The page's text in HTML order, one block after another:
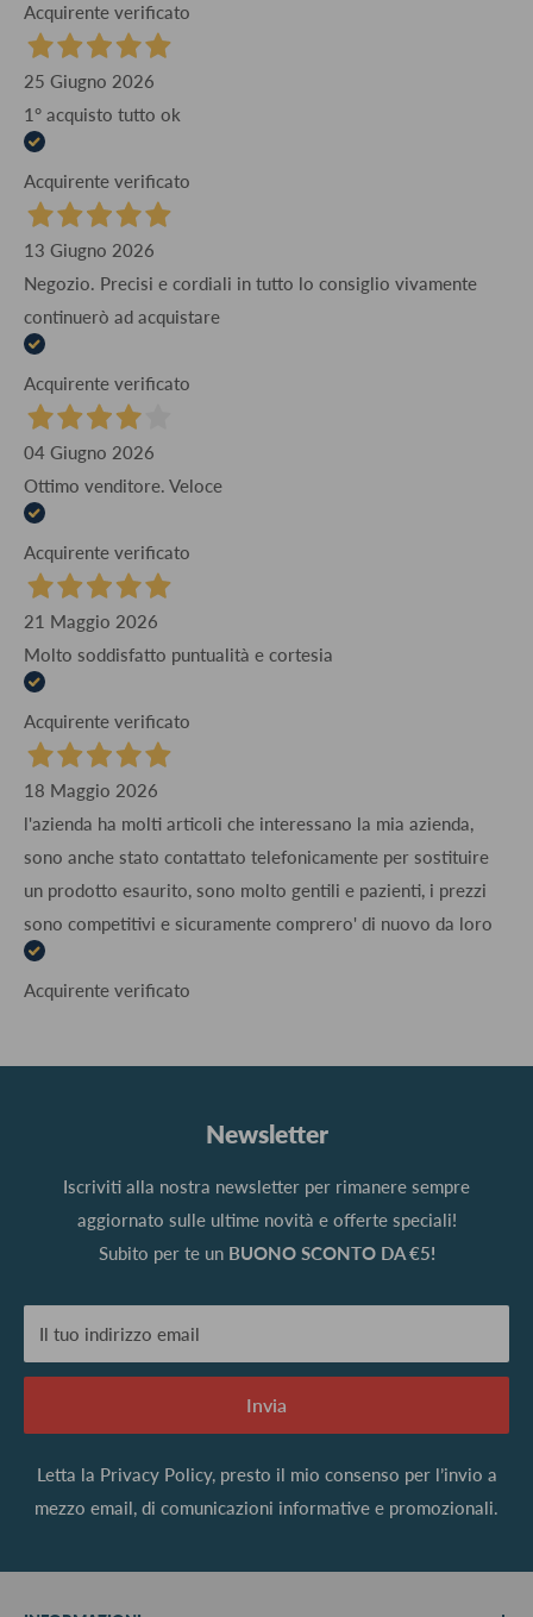
Acquirente verificato
25 Giugno 2026
1° acquisto tutto ok
Acquirente verificato
13 Giugno 2026
Negozio. Precisi e cordiali in tutto lo consiglio vivamente
continuerò ad acquistare
Acquirente verificato
04 Giugno 2026
Ottimo venditore. Veloce
Acquirente verificato
21 Maggio 2026
Molto soddisfatto puntualità e cortesia
Acquirente verificato
18 Maggio 2026
l'azienda ha molti articoli che interessano la mia azienda,
sono anche stato contattato telefonicamente per sostituire
un prodotto esaurito, sono molto gentili e pazienti, i prezzi
sono competitivi e sicuramente comprero' di nuovo da loro
Acquirente verificato
Newsletter
Iscriviti alla nostra newsletter per rimanere sempre
aggiornato sulle ultime novità e offerte speciali!
Subito per te un BUONO SCONTO DA €5!
Il tuo indirizzo email
Invia
Letta la Privacy Policy, presto il mio consenso per l’invio a
mezzo email, di comunicazioni informative e promozionali.